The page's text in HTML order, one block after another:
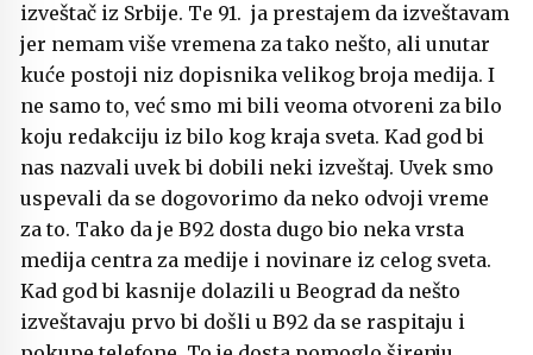
izveštač iz Srbije. Te 91. ja prestajem da izveštavam
jer nemam više vremena za tako nešto, ali unutar
kuće postoji niz dopisnika velikog broja medija. I
ne samo to, već smo mi bili veoma otvoreni za bilo
koju redakciju iz bilo kog kraja sveta. Kad god bi
nas nazvali uvek bi dobili neki izveštaj. Uvek smo
uspevali da se dogovorimo da neko odvoji vreme
za to. Tako da je B92 dosta dugo bio neka vrsta
medija centra za medije i novinare iz celog sveta.
Kad god bi kasnije dolazili u Beograd da nešto
izveštavaju prvo bi došli u B92 da se raspitaju i